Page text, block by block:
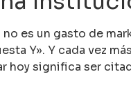
es un gasto de
Y». Y cada vez
hoy significa ser